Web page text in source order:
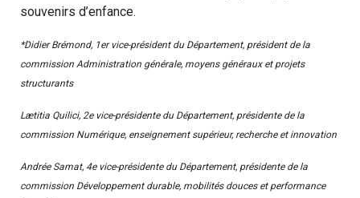
souvenirs d’enfance.
*Didier Brémond, 1er vice-président du Département, président de la
commission Administration générale, moyens généraux et projets
structurants
Lætitia Quilici, 2e vice-présidente du Département, présidente de la
commission Numérique, enseignement supérieur, recherche et innovation
Andrée Samat, 4e vice-présidente du Département, présidente de la
commission Développement durable, mobilités douces et performance